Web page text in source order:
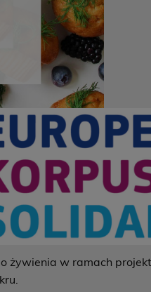
w ramach